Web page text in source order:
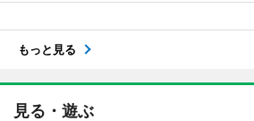
もっと見る
見る・遊ぶ